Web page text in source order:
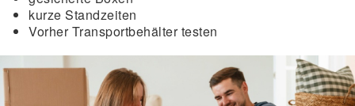
kurze Standzeiten
Vorher Transportbehälter testen